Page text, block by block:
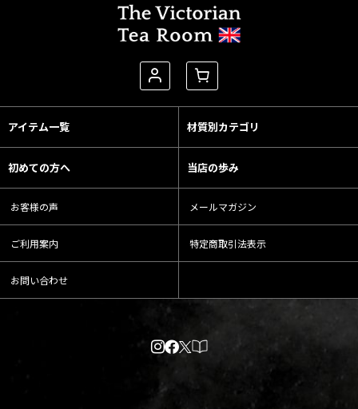
アイテム一覧 材質別カテゴリ
初めての方へ 当店の歩み
お客様の声 メールマガジン
ご利用案内 特定商取引法表示
お問い合わせ